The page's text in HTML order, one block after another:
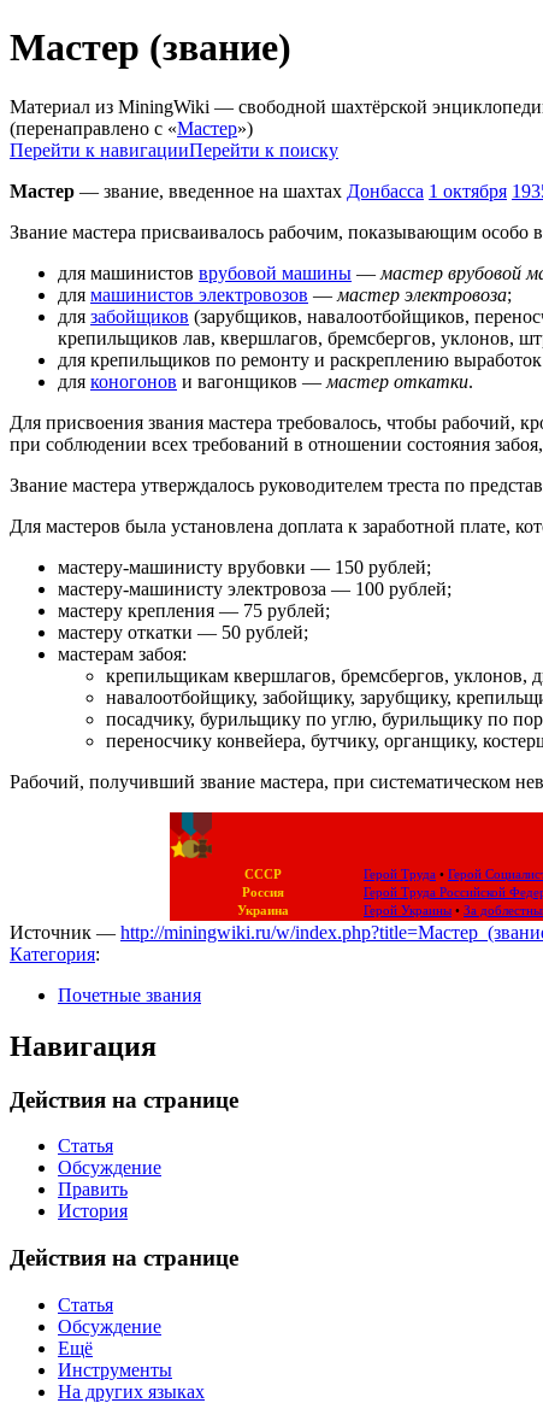
Мастер (звание)
Материал из MiningWiki — свободной шахтёрской
(перенаправлено с «Мастер»)
Перейти к навигацииПерейти к поиску
Мастер — звание, введенное на шахтах Донбасса 1 октября
Звание мастера присваивалось рабочим, показывающим особо
для машинистов врубовой машины — мастер врубовой
для машинистов электровозов — мастер электровоза;
для забойщиков (зарубщиков, навалоотбойщиков,
крепильщиков лав, квершлагов, бремсбергов, уклонов,
для крепильщиков по ремонту и раскреплению
для коногонов и вагонщиков — мастер откатки.
Для присвоения звания мастера требовалось, чтобы
при соблюдении всех требований в отношении состояния
Звание мастера утверждалось руководителем треста по
Для мастеров была установлена доплата к заработной плате,
мастеру-машинисту врубовки — 150 рублей;
мастеру-машинисту электровоза — 100 рублей;
мастеру крепления — 75 рублей;
мастеру откатки — 50 рублей;
мастерам забоя:
крепильщикам квершлагов, бремсбергов,
навалоотбойщику, забойщику, зарубщику,
посадчику, бурильщику по углю, бурильщику по
переносчику конвейера, бутчику, органщику,
Рабочий, получивший звание мастера, при систематическом
СССР Герой Труда • Герой
Россия
Герой Труда Российской
Украина
Герой Украины • За
Источник — http://miningwiki.ru/w/
Категория:
Почетные звания
Навигация
Действия на странице
Статья
Обсуждение
Править
История
Действия на странице
Статья
Обсуждение
Ещё
Инструменты
На других языках